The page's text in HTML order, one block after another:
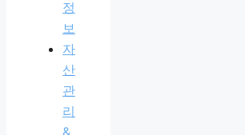
정
보
자
산
관
리
&